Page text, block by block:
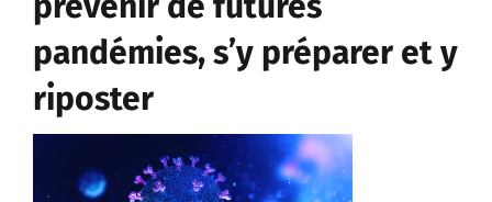
pandémies, s’y préparer et y
riposter